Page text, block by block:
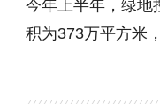
今年上半年，绿地
积为373万平方米